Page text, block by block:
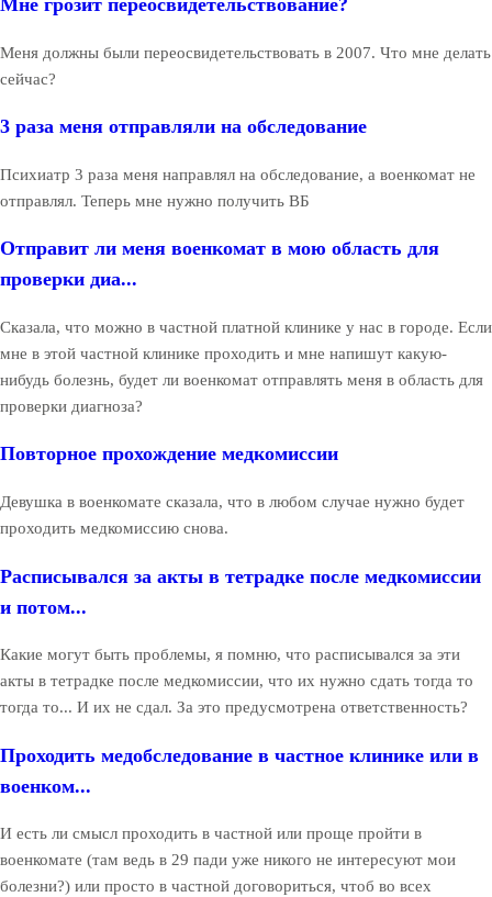
Мне грозит переосвидетельствование?
Меня должны были переосвидетельствовать в 2007. Что мне делать
сейчас?
3 раза меня отправляли на обследование
Психиатр 3 раза меня направлял на обследование, а военкомат не
отправлял. Теперь мне нужно получить ВБ
Отправит ли меня военкомат в мою область для
проверки диа...
Сказала, что можно в частной платной клинике у нас в городе. Если
мне в этой частной клинике проходить и мне напишут какую-
нибудь болезнь, будет ли военкомат отправлять меня в область для
проверки диагноза?
Повторное прохождение медкомиссии
Девушка в военкомате сказала, что в любом случае нужно будет
проходить медкомиссию снова.
Расписывался за акты в тетрадке после медкомиссии
и потом...
Какие могут быть проблемы, я помню, что расписывался за эти
акты в тетрадке после медкомиссии, что их нужно сдать тогда то
тогда то... И их не сдал. За это предусмотрена ответственность?
Проходить медобследование в частное клинике или в
военком...
И есть ли смысл проходить в частной или проще пройти в
военкомате (там ведь в 29 пади уже никого не интересуют мои
болезни?) или просто в частной договориться, чтоб во всех